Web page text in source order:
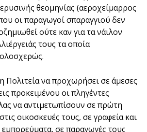
θεομηνίας (αεροχείμαρρος
οι παραγωγοί σπαραγγιού δεν
ούτε καν για τα νάιλον
τους τα οποία
Πολιτεία να προχωρήσει σε άμεσες
προκειμένου οι πληγέντες
να αντιμετωπίσουν σε πρώτη
οικοσκευές τους, σε γραφεία και
σε παραγωγές τους